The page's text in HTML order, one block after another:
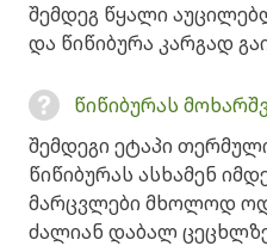
შემდეგ წყალი
და წიწიბურა კარგად
წიწიბურას
შემდეგი ეტაპი
წიწიბურას ასხამენ
მარცვლები მხოლოდ
ძალიან დაბალ